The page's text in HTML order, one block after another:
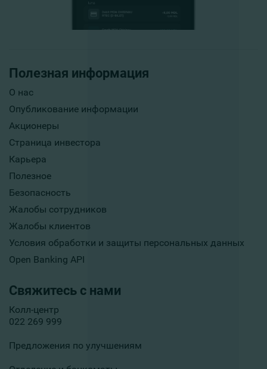
Полезная информация
О нас
Опубликование информации
Акционеры
Страница инвестора
Карьера
Полезное
Безопасность
Жалобы сотрудников
Жалобы клиентов
Условия обработки и защиты персональных данных
Open Banking API
Свяжитесь с нами
Колл-центр
022 269 999
Предложения по улучшениям